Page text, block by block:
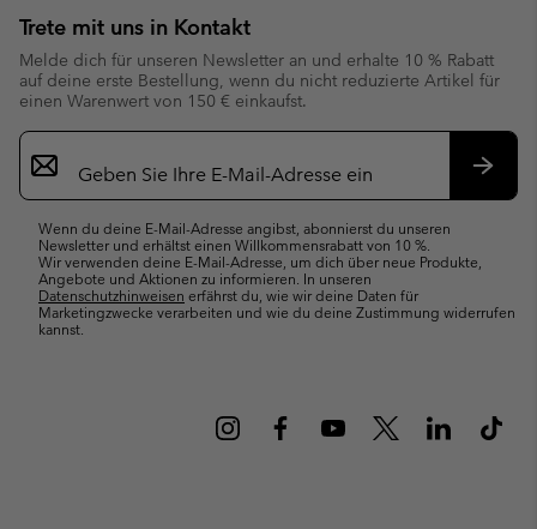
Trete mit uns in Kontakt
Melde dich für unseren Newsletter an und erhalte 10 % Rabatt
auf deine erste Bestellung, wenn du nicht reduzierte Artikel für
einen Warenwert von 150 € einkaufst.
Newsletter-
Anmeldung
Wenn du deine E-Mail-Adresse angibst, abonnierst du unseren
Newsletter und erhältst einen Willkommensrabatt von 10 %.
Wir verwenden deine E-Mail-Adresse, um dich über neue Produkte,
Angebote und Aktionen zu informieren. In unseren
Datenschutzhinweisen erfährst du, wie wir deine Daten für
Marketingzwecke verarbeiten und wie du deine Zustimmung widerrufen
kannst.